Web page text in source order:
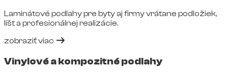
Laminátové podlahy pre byty aj firmy vrátane podložiek,
líšt a profesionálnej realizácie.
zobraziť viac
Vinylové a kompozitné podlahy